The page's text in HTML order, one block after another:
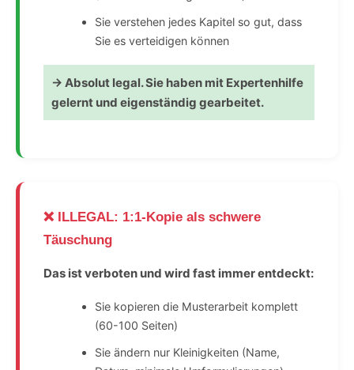
Sie verstehen jedes Kapitel so gut, dass
Sie es verteidigen können
→ Absolut legal. Sie haben mit Expertenhilfe
gelernt und eigenständig gearbeitet.
❌ ILLEGAL: 1:1-Kopie als schwere
Täuschung
Das ist verboten und wird fast immer entdeckt:
Sie kopieren die Musterarbeit komplett
(60-100 Seiten)
Sie ändern nur Kleinigkeiten (Name,